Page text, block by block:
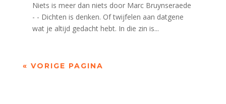
Niets is meer dan niets door Marc Bruynseraede
- - Dichten is denken. Of twijfelen aan datgene
wat je altijd gedacht hebt. In die zin is...
« VORIGE PAGINA